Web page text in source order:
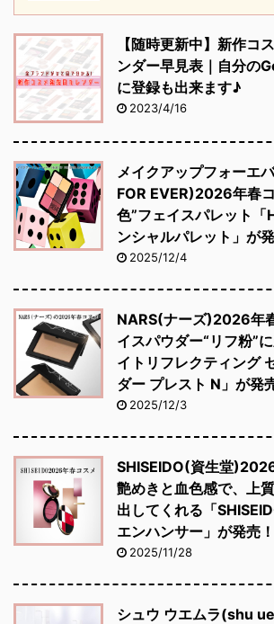
【随時更新中】新作コ
ンダー早見表｜自分の
に登録も出来ます♪
2023/4/16
メイクアップフォーエ
FOR EVER)2026年春
色”フェイスパレット「
ンシャルパレット」が発
2025/12/4
NARS(ナーズ)2026年
イスパウダー“リフ粉”
イトリフレクティング
ダー プレスト N」が発
2025/12/3
SHISEIDO(資生堂
艶めきと血色感で、上
出してくれる「
エンハンサー」が発売！
2025/11/28
シュウ ウエムラ(shu